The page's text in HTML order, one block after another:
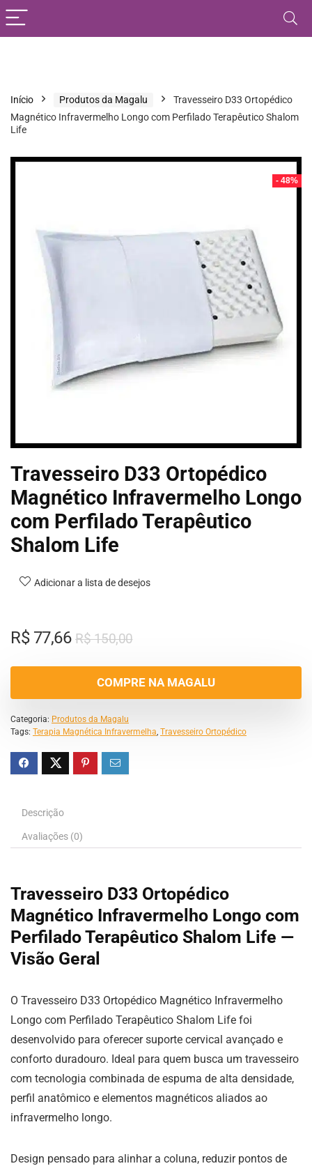
Início Produtos da Magalu
Travesseiro D33 Ortopédico
Magnético Infravermelho Longo com Perfilado Terapêutico Shalom
Life
- 48%
Travesseiro D33 Ortopédico
Magnético Infravermelho Longo
com Perfilado Terapêutico
Shalom Life
Adicionar a lista de desejos
R$150,00
R$77,66
COMPRE NA MAGALU
Categoria: Produtos da Magalu
Tags: Terapia Magnética Infravermelha, Travesseiro Ortopédico
Descrição
Avaliações (0)
Travesseiro D33 Ortopédico
Magnético Infravermelho Longo com
Perfilado Terapêutico Shalom Life —
Visão Geral
O Travesseiro D33 Ortopédico Magnético Infravermelho
Longo com Perfilado Terapêutico Shalom Life foi
desenvolvido para oferecer suporte cervical avançado e
conforto duradouro. Ideal para quem busca um travesseiro
com tecnologia combinada de espuma de alta densidade,
perfil anatômico e elementos magnéticos aliados ao
infravermelho longo.
Design pensado para alinhar a coluna, reduzir pontos de